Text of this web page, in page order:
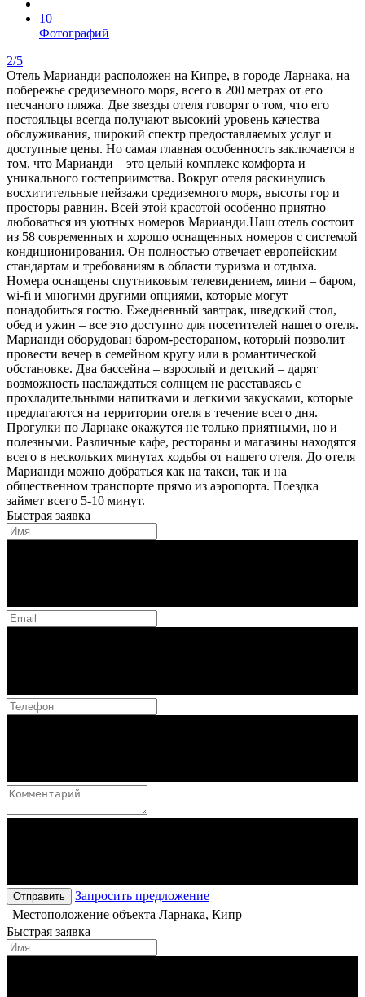
10
Фотографий
2/5
Отель Марианди расположен на Кипре, в городе Ларнака, на
побережье средиземного моря, всего в 200 метрах от его
песчаного пляжа. Две звезды отеля говорят о том, что его
постояльцы всегда получают высокий уровень качества
обслуживания, широкий спектр предоставляемых услуг и
доступные цены. Но самая главная особенность заключается в
том, что Марианди – это целый комплекс комфорта и
уникального гостеприимства. Вокруг отеля раскинулись
восхитительные пейзажи средиземного моря, высоты гор и
просторы равнин. Всей этой красотой особенно приятно
любоваться из уютных номеров Марианди. ​ Наш отель состоит
из 58 современных и хорошо оснащенных номеров с системой
кондиционирования. Он полностью отвечает европейским
стандартам и требованиям в области туризма и отдыха.
Номера оснащены спутниковым телевидением, мини – баром,
wi-fi и многими другими опциями, которые могут
понадобиться гостю. Ежедневный завтрак, шведский стол,
обед и ужин – все это доступно для посетителей нашего отеля.
Марианди оборудован баром-рестораном, который позволит
провести вечер в семейном кругу или в романтической
обстановке. Два бассейна – взрослый и детский – дарят
возможность наслаждаться солнцем не расставаясь с
прохладительными напитками и легкими закусками, которые
предлагаются на территории отеля в течение всего дня.
Прогулки по Ларнаке окажутся не только приятными, но и
полезными. Различные кафе, рестораны и магазины находятся
всего в нескольких минутах ходьбы от нашего отеля. До отеля
Марианди можно добраться как на такси, так и на
общественном транспорте прямо из аэропорта. Поездка
займет всего 5-10 минут.
Быстрая заявка
Отправить
Запросить предложение
Местоположение объекта Ларнака, Кипр
Быстрая заявка